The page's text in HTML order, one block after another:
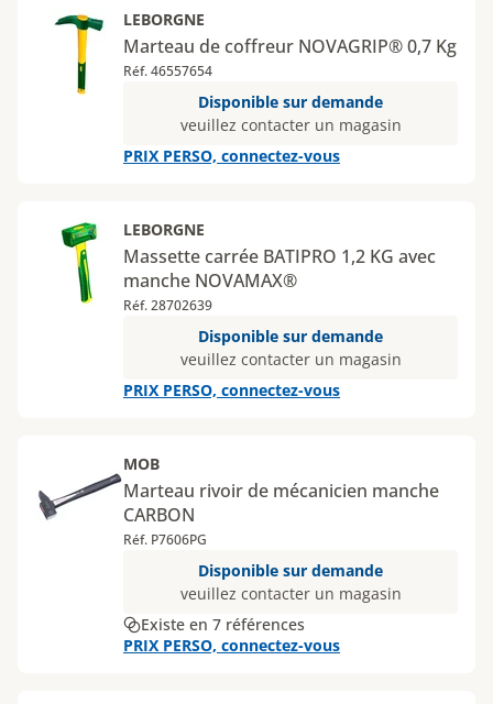
LEBORGNE
Marteau de coffreur NOVAGRIP® 0,7 Kg
Réf. 46557654
Disponible sur demande
veuillez contacter un magasin
PRIX PERSO, connectez-vous
LEBORGNE
Massette carrée BATIPRO 1,2 KG avec
manche NOVAMAX®
Réf. 28702639
Disponible sur demande
veuillez contacter un magasin
PRIX PERSO, connectez-vous
MOB
Marteau rivoir de mécanicien manche
CARBON
Réf. P7606PG
Disponible sur demande
veuillez contacter un magasin
Existe en 7 références
PRIX PERSO, connectez-vous